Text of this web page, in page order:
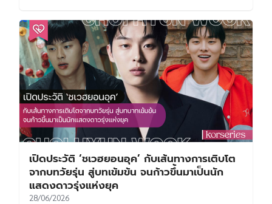
เปิดประวัติ ‘ชเวฮยอนอุค’ กับเส้นทางการเติบโต
จากบทวัยรุ่น สู่บทเข้มข้น จนก้าวขึ้นมาเป็นนัก
แสดงดาวรุ่งแห่งยุค
28/06/2026